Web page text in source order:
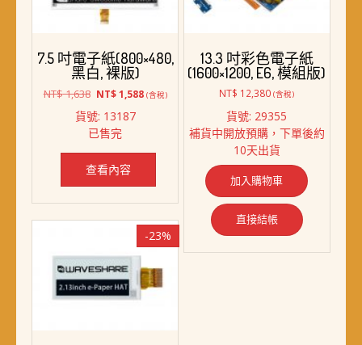
13.3 吋彩色電子紙
(1600×1200, E6, 模組版)
NT$ 12,380 (含稅)
貨號: 29355
補貨中開放預購，下單後約
10天出貨
加入購物車
直接結帳
7.5 吋電子紙(800×480,
黑白, 裸版)
NT$1,638 原
價
格：
NT$ 1,638。
NT$1,588目
NT$ 1,588。
(含稅)
貨號: 13187
已售完
查看內容
-23%